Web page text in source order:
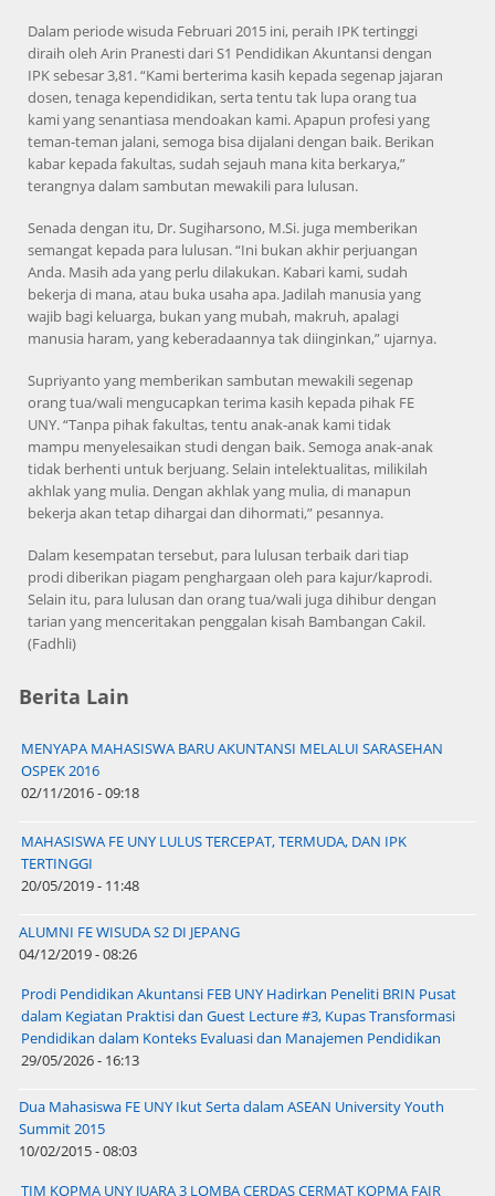
Dalam periode wisuda Februari 2015 ini, peraih IPK tertinggi
diraih oleh Arin Pranesti dari S1 Pendidikan Akuntansi dengan
IPK sebesar 3,81. “Kami berterima kasih kepada segenap jajaran
dosen, tenaga kependidikan, serta tentu tak lupa orang tua
kami yang senantiasa mendoakan kami. Apapun profesi yang
teman-teman jalani, semoga bisa dijalani dengan baik. Berikan
kabar kepada fakultas, sudah sejauh mana kita berkarya,”
terangnya dalam sambutan mewakili para lulusan.
Senada dengan itu, Dr. Sugiharsono, M.Si. juga memberikan
semangat kepada para lulusan. “Ini bukan akhir perjuangan
Anda. Masih ada yang perlu dilakukan. Kabari kami, sudah
bekerja di mana, atau buka usaha apa. Jadilah manusia yang
wajib bagi keluarga, bukan yang mubah, makruh, apalagi
manusia haram, yang keberadaannya tak diinginkan,” ujarnya.
Supriyanto yang memberikan sambutan mewakili segenap
orang tua/wali mengucapkan terima kasih kepada pihak FE
UNY. “Tanpa pihak fakultas, tentu anak-anak kami tidak
mampu menyelesaikan studi dengan baik. Semoga anak-anak
tidak berhenti untuk berjuang. Selain intelektualitas, milikilah
akhlak yang mulia. Dengan akhlak yang mulia, di manapun
bekerja akan tetap dihargai dan dihormati,” pesannya.
Dalam kesempatan tersebut, para lulusan terbaik dari tiap
prodi diberikan piagam penghargaan oleh para kajur/kaprodi.
Selain itu, para lulusan dan orang tua/wali juga dihibur dengan
tarian yang menceritakan penggalan kisah Bambangan Cakil.
(Fadhli)
Berita Lain
MENYAPA MAHASISWA BARU AKUNTANSI MELALUI SARASEHAN
OSPEK 2016
02/11/2016 - 09:18
MAHASISWA FE UNY LULUS TERCEPAT, TERMUDA, DAN IPK
TERTINGGI
20/05/2019 - 11:48
ALUMNI FE WISUDA S2 DI JEPANG
04/12/2019 - 08:26
Prodi Pendidikan Akuntansi FEB UNY Hadirkan Peneliti BRIN Pusat
dalam Kegiatan Praktisi dan Guest Lecture #3, Kupas Transformasi
Pendidikan dalam Konteks Evaluasi dan Manajemen Pendidikan
29/05/2026 - 16:13
Dua Mahasiswa FE UNY Ikut Serta dalam ASEAN University Youth
Summit 2015
10/02/2015 - 08:03
TIM KOPMA UNY JUARA 3 LOMBA CERDAS CERMAT KOPMA FAIR